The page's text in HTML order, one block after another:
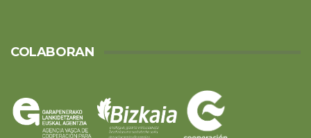
COLABORAN